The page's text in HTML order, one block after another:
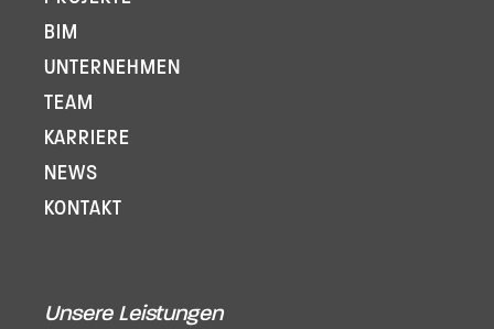
BIM
UNTERNEHMEN
TEAM
KARRIERE
NEWS
KONTAKT
Unsere Leistungen